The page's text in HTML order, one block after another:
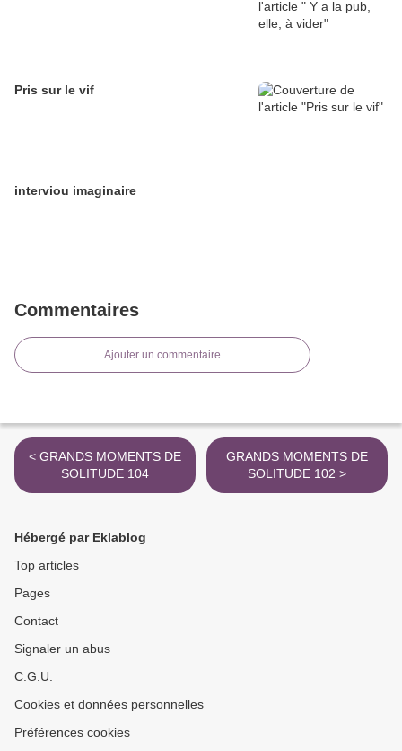
Pris sur le vif
interviou imaginaire
Commentaires
Ajouter un commentaire
< GRANDS MOMENTS DE
SOLITUDE 104
GRANDS MOMENTS DE
SOLITUDE 102 >
Hébergé par Eklablog
Top articles
Pages
Contact
Signaler un abus
C.G.U.
Cookies et données personnelles
Préférences cookies